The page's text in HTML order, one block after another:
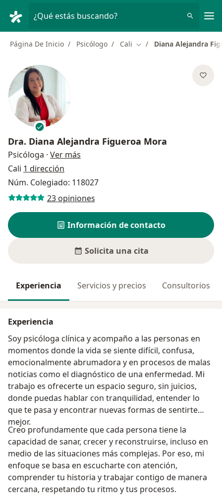
¿Qué estás buscando?
Página De Inicio Psicólogo Cali Cambiar de ciudad
Diana Alejandra
Dra. Diana Alejandra Figueroa Mora
Psicóloga · Ver más
Cali 1 dirección
Núm. Colegiado: 118027
23 opiniones
Información de contacto
Solicita una cita
Experiencia Servicios y precios Consultorios
Experiencia
Soy psicóloga clínica y acompaño a las personas en
momentos donde la vida se siente difícil, confusa,
emocionalmente abrumadora y en procesos de malas
noticias como el diagnóstico de una enfermedad. Mi
trabajo es ofrecerte un espacio seguro, sin juicios,
donde puedas hablar con tranquilidad, entender lo
que te pasa y encontrar nuevas formas de sentirte
mejor.
Creo profundamente que cada persona tiene la
capacidad de sanar, crecer y reconstruirse, incluso en
medio de las situaciones más complejas. Por eso, mi
enfoque se basa en escucharte con atención,
comprender tu historia y trabajar contigo de manera
cercana, respetando tu ritmo y tus procesos.